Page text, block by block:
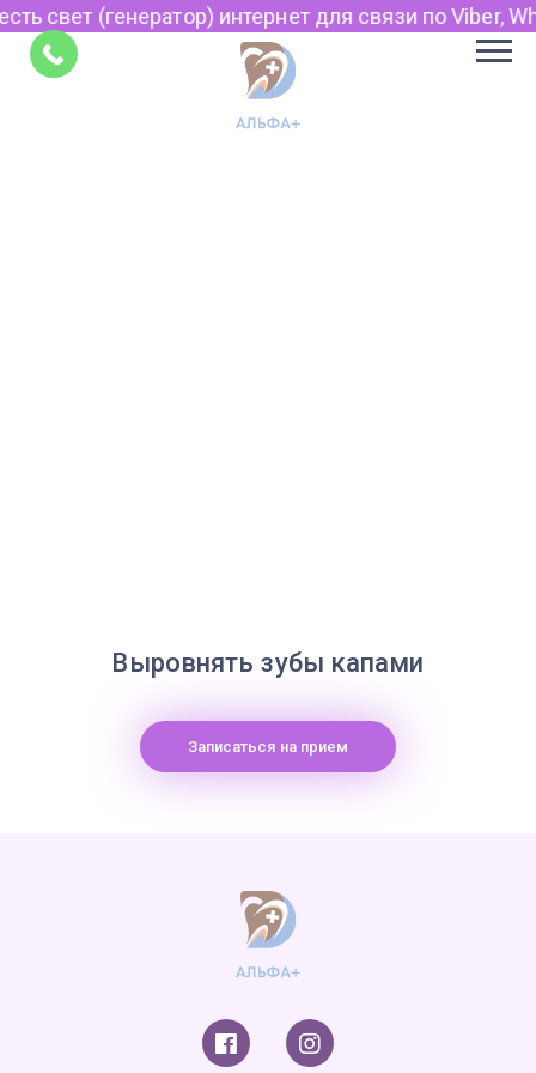
свет (генератор) интернет для связи по Viber,
Выровнять зубы капами
Записаться на прием